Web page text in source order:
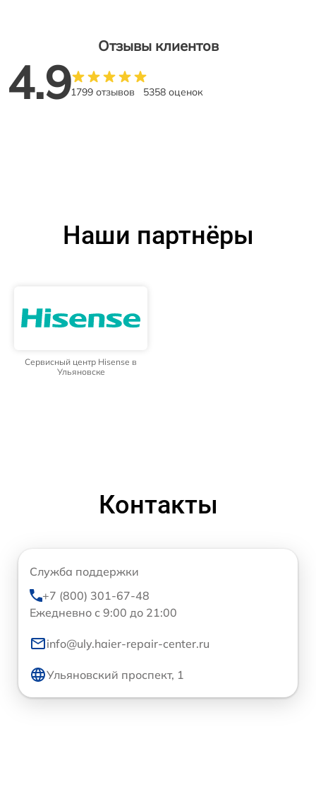
Отзывы клиентов
4.91799 отзывов 5358 оценок
Наши партнёры
Сервисный центр Hisense в
Ульяновске
Контакты
Служба поддержки
+7 (800) 301-67-48
Ежедневно с 9:00 до 21:00
info@uly.haier-repair-center.ru
Ульяновский проспект, 1